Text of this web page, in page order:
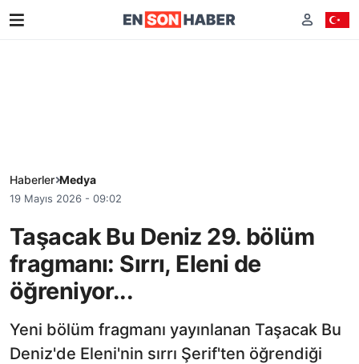
Haberler Medya
19 Mayıs 2026 - 09:02
Taşacak Bu Deniz 29. bölüm
fragmanı: Sırrı, Eleni de
öğreniyor...
Yeni bölüm fragmanı yayınlanan Taşacak Bu
Deniz'de Eleni'nin sırrı Şerif'ten öğrendiği